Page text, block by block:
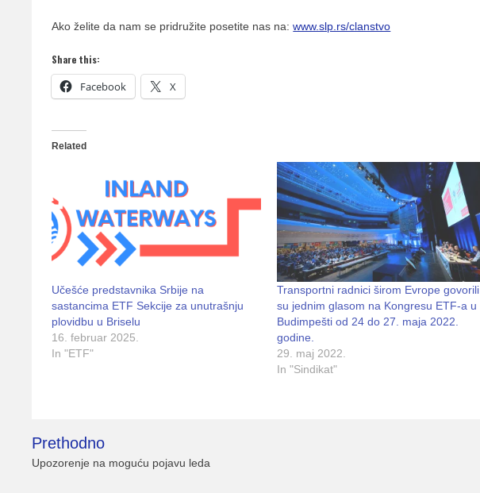
Ako želite da nam se pridružite posetite nas na:www.slp.rs/clanstvo
Share this:
Facebook X
Related
Učešće predstavnika Srbije na
sastancima ETF Sekcije za unutrašnju
plovidbu u Briselu
16. februar 2025.
In "ETF"
Transportni radnici širom Evrope govorili
su jednim glasom na Kongresu ETF-a u
Budimpešti od 24 do 27. maja 2022.
godine.
29. maj 2022.
In "Sindikat"
Kretanje
članka
Prethodno
Upozorenje na moguću pojavu leda